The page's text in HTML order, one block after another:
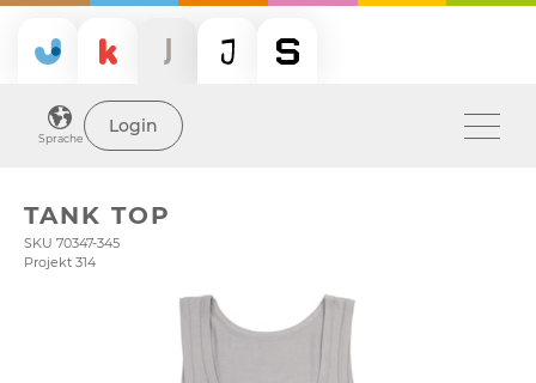
Sprache
Login
TANK TOP
SKU 70347-345
Projekt 314